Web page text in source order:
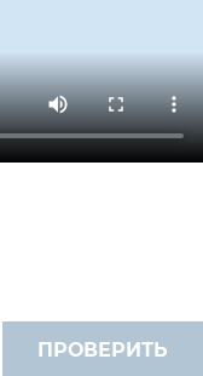
ПРОВЕРИТЬ